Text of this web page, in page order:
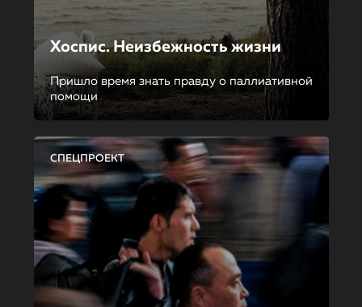
Хоспис. Неизбежность жизни
Пришло время знать правду о паллиативной
помощи
СПЕЦПРОЕКТ